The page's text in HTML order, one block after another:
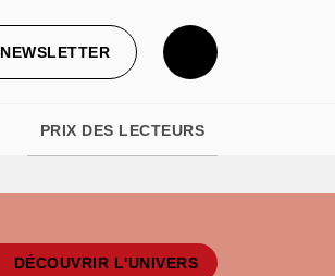
NEWSLETTER
PRIX DES LECTEURS
DÉCOUVRIR L'UNIVERS